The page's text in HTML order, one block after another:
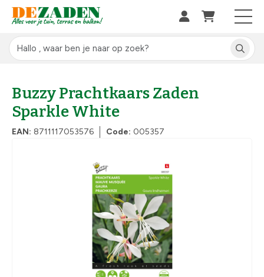
Buzzy Prachtkaars Zaden
Sparkle White
EAN: 8711117053576 Code: 005357